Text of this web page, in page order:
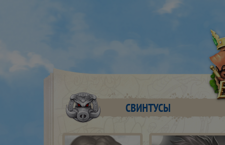
СВИНТУСЫ